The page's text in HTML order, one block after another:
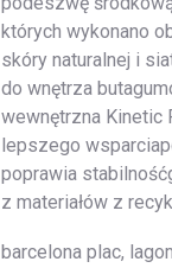
których wykonano
skóry naturalnej i
do wnętrza
wewnętrzna Kinetic
lepszego
poprawia
z materiałów z
barcelona plac,